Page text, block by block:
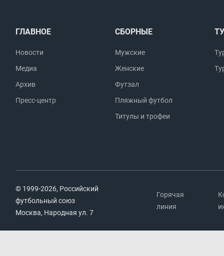
ГЛАВНОЕ
Новости
Медиа
Архив
Пресс-центр
СБОРНЫЕ
Мужские
Женские
Футзал
Пляжный футбол
Титулы и трофеи
© 1999-2026, Российский
футбольный союз
Москва, Народная ул. 7
Горячая
линия